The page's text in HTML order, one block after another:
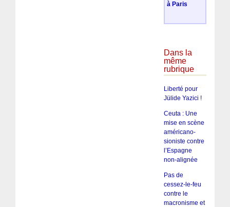
à Paris
Dans la
même
rubrique
Liberté pour
Jülide Yazici !
Ceuta : Une
mise en scène
américano-
sioniste contre
l’Espagne
non-alignée
Pas de
cessez-le-feu
contre le
macronisme et